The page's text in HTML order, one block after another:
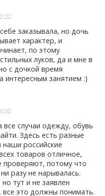
заказывала, но дочь
характер, и
по этому
луков, да и мне в
с дочкой время
интересным занятием :)
случаи одежду, обувь
Здесь есть разные
российские
товаров отличное,
проверяют, потому что
разу не нарывалась.
тут и не заявлен
это должны понимать.